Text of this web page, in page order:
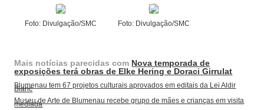
Foto: Divulgação/SMC Foto: Divulgação/SMC
Mais notícias parecidas com Nova temporada de
exposições terá obras de Elke Hering e Doraci Girrulat
Blumenau tem 67 projetos culturais aprovados em editais da Lei Aldir
Blanc
Museu de Arte de Blumenau recebe grupo de mães e crianças em visita
mediada